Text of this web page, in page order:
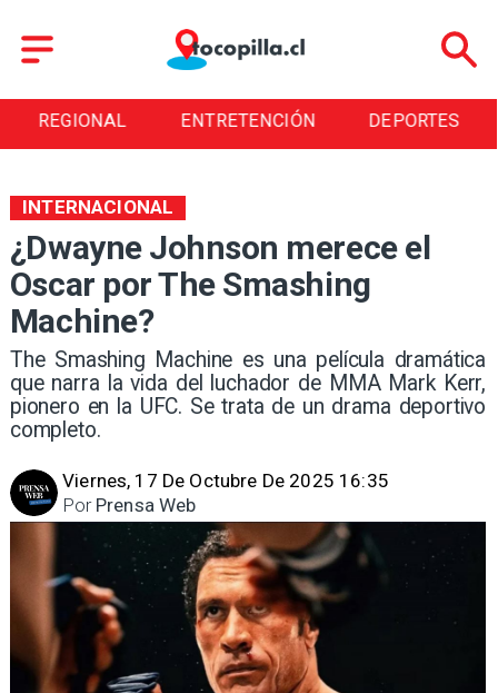
ENTRETENCIÓN DEPORTES CULTURA
¿Dwayne Johnson merece el
Oscar por The Smashing
Machine?
The Smashing Machine es una película dramática
que narra la vida del luchador de MMA Mark Kerr,
pionero en la UFC. Se trata de un drama deportivo
completo.
INTERNACIONAL
Viernes, 17 De Octubre De 2025 16:35
Prensa Web
Por